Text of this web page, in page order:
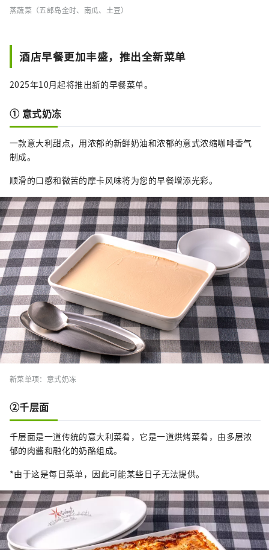
蒸蔬菜（五郎岛金时、南瓜、土豆）
酒店早餐更加丰盛，推出全新菜单
2025年10月起将推出新的早餐菜单。
① 意式奶冻
一款意大利甜点，用浓郁的新鲜奶油和浓郁的意式浓缩咖啡香气
制成。
顺滑的口感和微苦的摩卡风味将为您的早餐增添光彩。
新菜单项：意式奶冻
②千层面
千层面是一道传统的意大利菜肴，它是一道烘烤菜肴，由多层浓
郁的肉酱和融化的奶酪组成。
*由于这是每日菜单，因此可能某些日子无法提供。